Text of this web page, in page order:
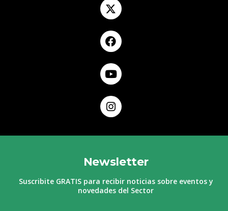
Newsletter
Suscribite GRATIS para recibir noticias sobre eventos y
novedades del Sector